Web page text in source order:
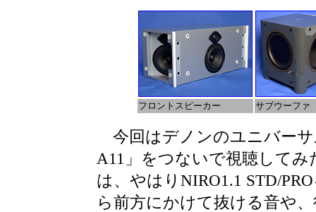
フロントスピーカー サブウーファ
今回はデノンのユニバー
A11」をつないで視聴して
は、やはりNIRO1.1 STD/
ら前方にかけて抜ける音や